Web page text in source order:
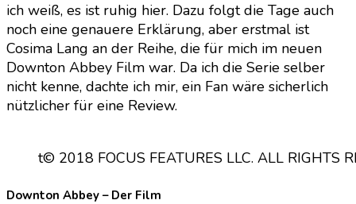
ich weiß, es ist ruhig hier. Dazu folgt die Tage auch
noch eine genauere Erklärung, aber erstmal ist
Cosima Lang an der Reihe, die für mich im neuen
Downton Abbey Film war. Da ich die Serie selber
nicht kenne, dachte ich mir, ein Fan wäre sicherlich
nützlicher für eine Review.
t© 2018 FOCUS FEATURES LLC. ALL RIGHTS
Downton Abbey – Der Film